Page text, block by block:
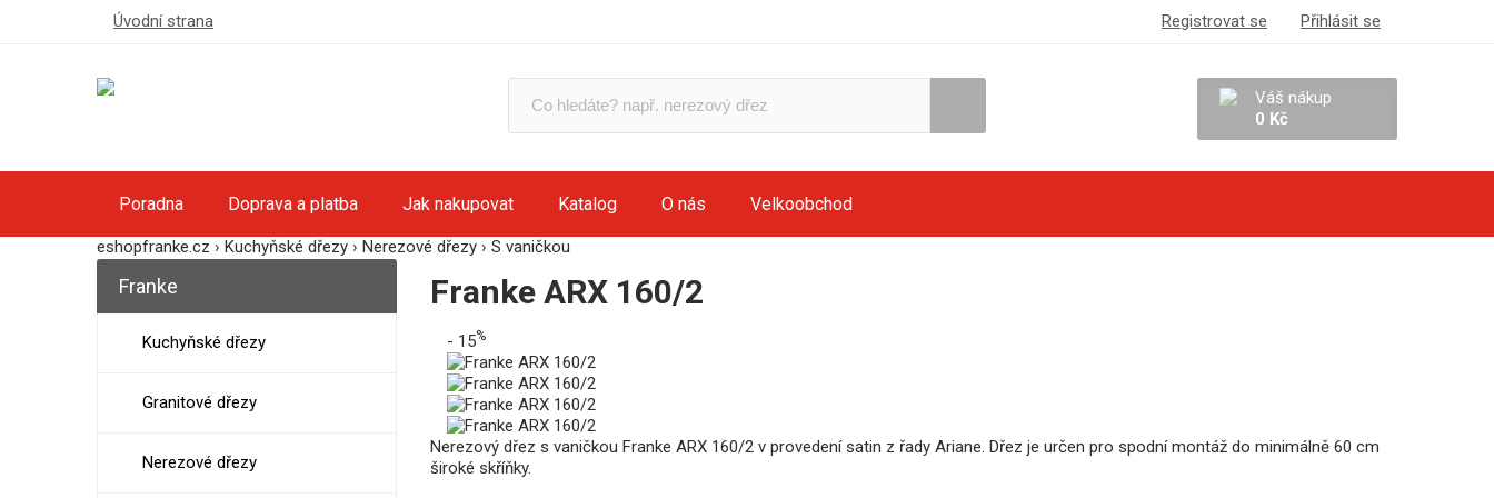
Úvodní strana Registrovat se Přihlásit se
Váš nákup
0 Kč
Poradna Doprava a platba Jak nakupovat Katalog O nás Velkoobchod
eshopfranke.cz › Kuchyňské dřezy › Nerezové dřezy › S vaničkou
Franke ARX 160/2
- 15%
Nerezový dřez s vaničkou Franke ARX 160/2 v provedení satin z řady Ariane. Dřez je určen pro spodní montáž do minimálně 60 cm
široké skříňky.
Franke
Kuchyňské dřezy
Granitové dřezy
Nerezové dřezy